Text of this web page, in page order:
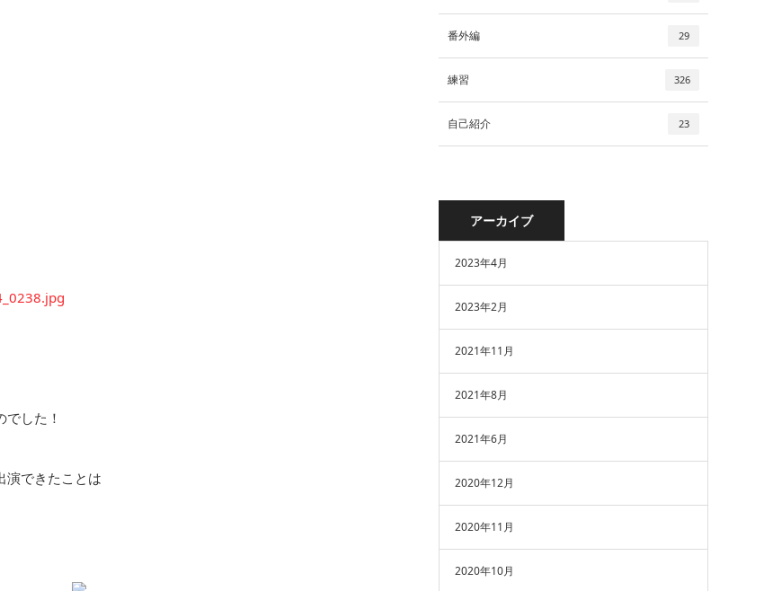
した！
演できたことは
番外編 29
練習 326
自己紹介 23
アーカイブ
2023年4月
2023年2月
2021年11月
2021年8月
2021年6月
2020年12月
2020年11月
2020年10月